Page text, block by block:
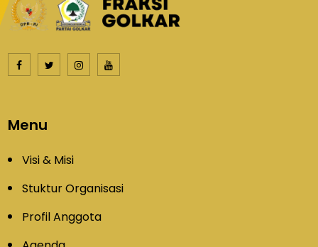
Menu
Visi & Misi
Stuktur Organisasi
Profil Anggota